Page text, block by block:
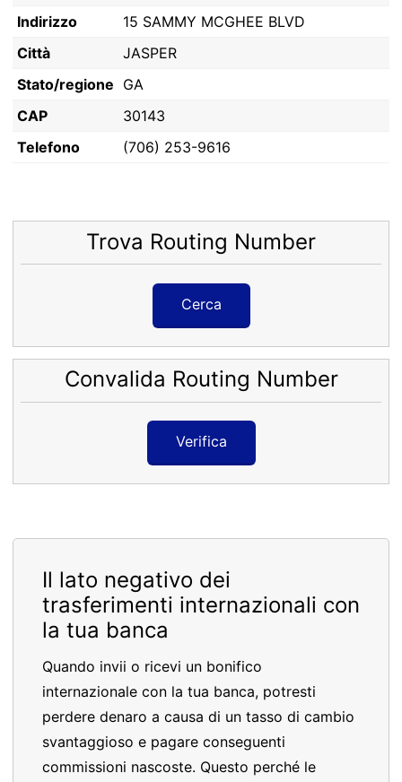
Indirizzo
15 SAMMY MCGHEE BLVD
Città
JASPER
Stato/regione GA
CAP
30143
Telefono
(706) 253-9616
Trova Routing Number
Cerca
Convalida Routing Number
Verifica
Il lato negativo dei
trasferimenti internazionali con
la tua banca
Quando invii o ricevi un bonifico
internazionale con la tua banca, potresti
perdere denaro a causa di un tasso di cambio
svantaggioso e pagare conseguenti
commissioni nascoste. Questo perché le